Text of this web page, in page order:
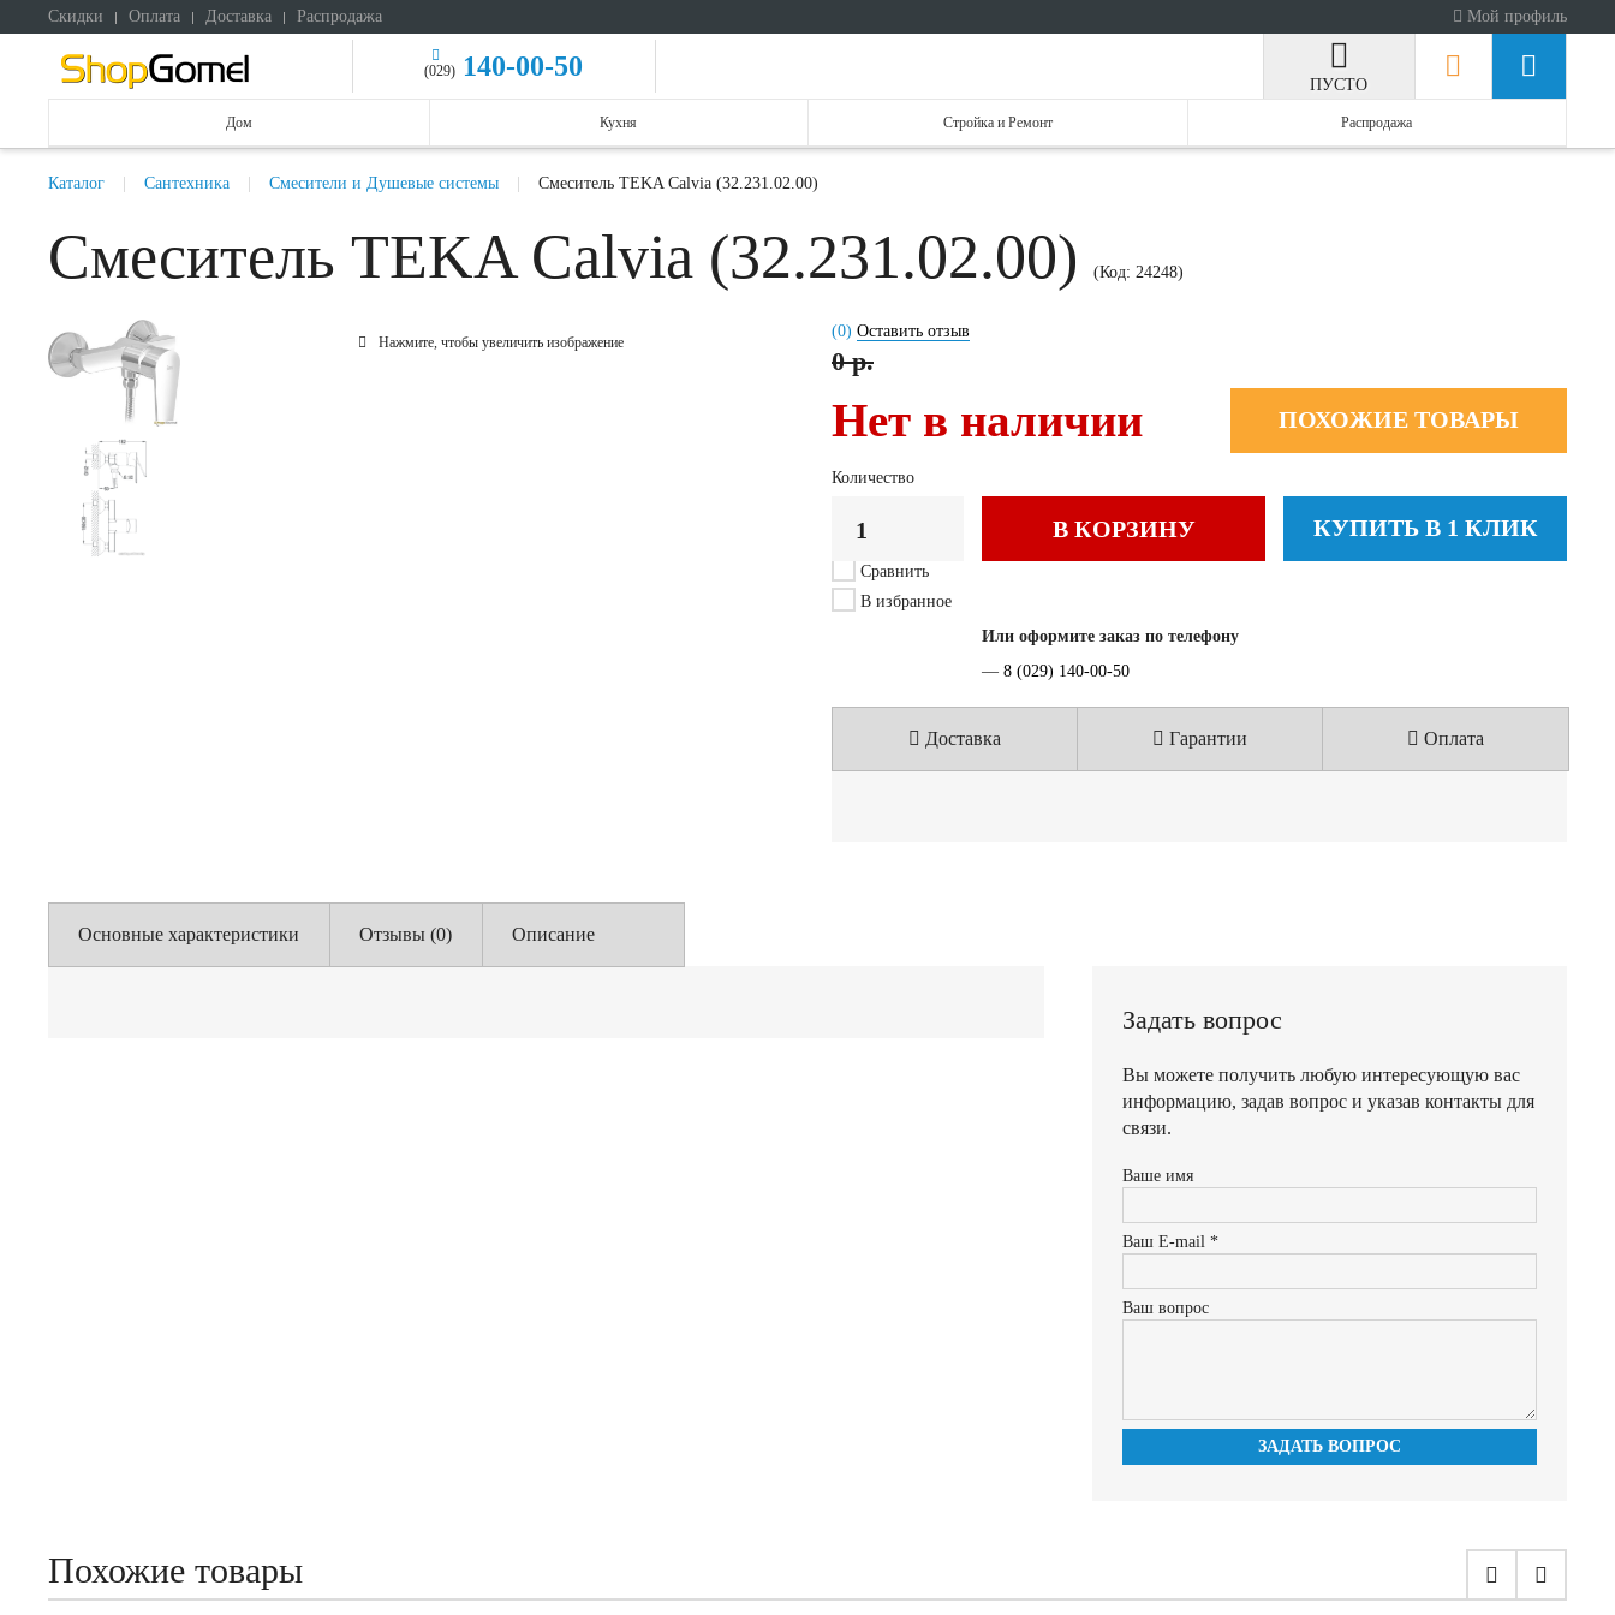
Скидки Оплата Доставка Распродажа Мой профиль
(029) 140-00-50
ПУСТО
Дом Кухня Стройка и Ремонт Распродажа
Каталог Сантехника Смесители и Душевые системы Смеситель TEKA Calvia (32.231.02.00)
Смеситель TEKA Calvia (32.231.02.00) (Код: 24248)
Нажмите, чтобы увеличить изображение
(0) Оставить отзыв
0 р.
Нет в наличии ПОХОЖИЕ ТОВАРЫ
Количество
В КОРЗИНУ КУПИТЬ В 1 КЛИК
Сравнить
В избранное
Или оформите заказ по телефону
— 8 (029) 140-00-50
Доставка Гарантии Оплата
Основные характеристики Отзывы (0) Описание
Задать вопрос
Вы можете получить любую интересующую вас
информацию, задав вопрос и указав контакты для
связи.
Ваше имя
Ваш E-mail *
Ваш вопрос
ЗАДАТЬ ВОПРОС
Похожие товары